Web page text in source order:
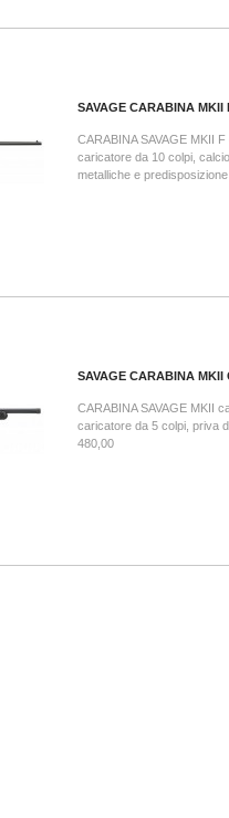
SAVAGE CARABINA MKII
CARABINA SAVAGE MKII
caricatore da 10 colpi,
metalliche e
SAVAGE CARABINA MKII
CARABINA SAVAGE MKII
caricatore da 5 colpi, priva
480,00